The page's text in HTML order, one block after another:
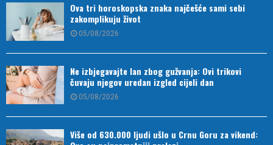
Ova tri horoskopska znaka najčešće sami sebi
zakomplikuju život
05/08/2026
Ne izbjegavajte lan zbog gužvanja: Ovi trikovi
čuvaju njegov uredan izgled cijeli dan
05/08/2026
Više od 630.000 ljudi ušlo u Crnu Goru za vikend: